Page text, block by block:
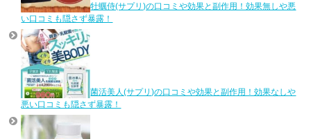
牡蠣侍(サプリ)の口コミや効果と副作用！効果無しや悪
い口コミも隠さず暴露！
菌活美人(サプリ)の口コミや効果と副作用！効果なしや
悪い口コミも隠さず暴露！